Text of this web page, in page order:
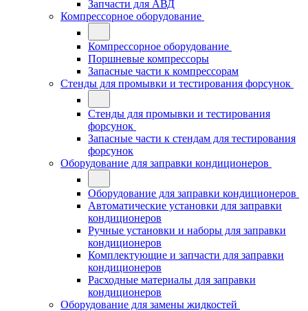
Запчасти для АВД
Компрессорное оборудование
Компрессорное оборудование
Поршневые компрессоры
Запасные части к компрессорам
Стенды для промывки и тестирования форсунок
Стенды для промывки и тестирования
форсунок
Запасные части к стендам для тестирования
форсунок
Оборудование для заправки кондиционеров
Оборудование для заправки кондиционеров
Автоматические установки для заправки
кондиционеров
Ручные установки и наборы для заправки
кондиционеров
Комплектующие и запчасти для заправки
кондиционеров
Расходные материалы для заправки
кондиционеров
Оборудование для замены жидкостей